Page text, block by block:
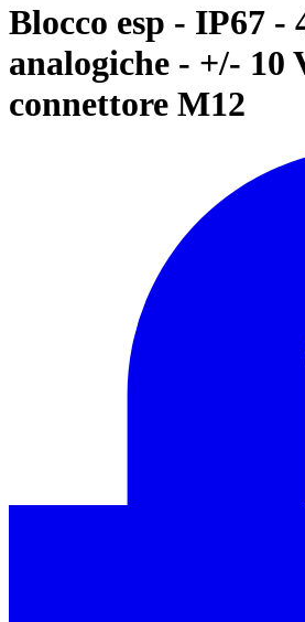
Blocco esp - IP67 -
analogiche - +/- 10
connettore M12